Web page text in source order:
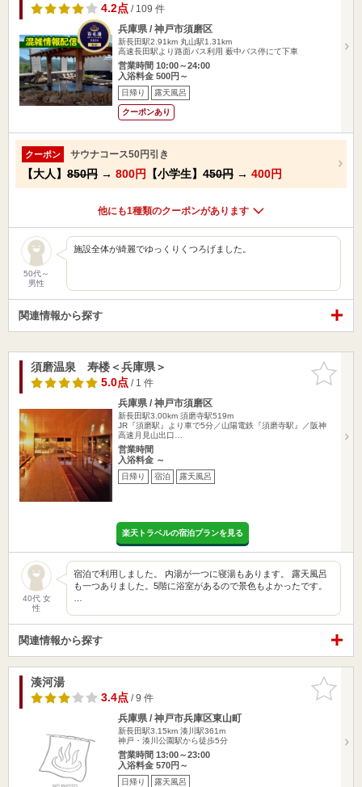
4.2点/ 109 件
兵庫県 / 神戸市須磨区
新長田駅2.91km 丸山駅1.31km
高速長田駅より路面バス利用 薮中バス停にて下車
営業時間 10:00～24:00
入浴料金 500円～
日帰り 露天風呂
クーポンあり
クーポン サウナコース50円引き
【大人】 850円 → 800円 【小学生】 450円 → 400円
他にも1種類のクーポンがあります
50代～
男性
施設全体が綺麗でゆっくりくつろげました。
関連情報から探す
お気に入
りに追加
須磨温泉 寿楼＜兵庫県＞
5.0点/ 1 件
兵庫県 / 神戸市須磨区
新長田駅3.00km 須磨寺駅519m
JR『須磨駅』より車で5分／山陽電鉄『須磨寺駅』／阪神
高速月見山出口…
営業時間
入浴料金 ～
日帰り 宿泊 露天風呂
楽天トラベルの宿泊プランを見る
40代 女
性
宿泊で利用しました。 内湯が一つに寝湯もあります。 露天風呂
も一つありました。5階に浴室があるので景色もよかったです。
関連情報から探す
お気に入
りに追加
湊河湯
3.4点/ 9 件
兵庫県 / 神戸市兵庫区東山町
新長田駅3.15km 湊川駅361m
神戸・湊川公園駅から徒歩5分
営業時間 13:00～23:00
入浴料金 570円～
日帰り 露天風呂